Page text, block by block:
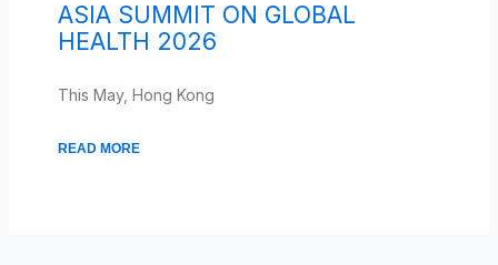
ASIA SUMMIT ON GLOBAL
HEALTH 2026
This May, Hong Kong
READ MORE